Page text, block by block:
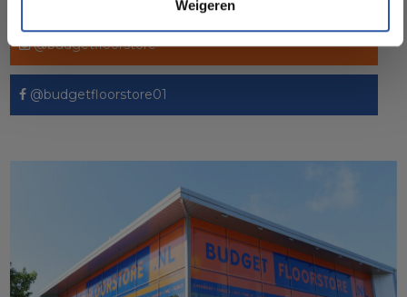
Weigeren
@budgetfloorstore
@budgetfloorstore01